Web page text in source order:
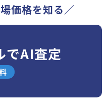
価格を知る／
でAI査定